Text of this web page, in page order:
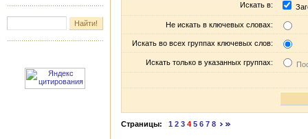
Искать в:
Не искать в ключевых словах:
Искать во всех группах ключевых слов:
Искать только в указанных группах:
Страницы: 1 2 3 4 5 6 7 8